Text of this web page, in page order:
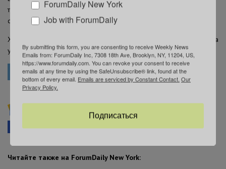
только в улове, но и в возможности выйти на улицу, подышать
свежим воздухом и ненадолго отвлечься от города.
Хотя автор все же признался: он был голоден. Полосатого окуня на
ужин добыть не удалось, зато кусок пиццы нашелся без проблем.
РЫБАЛКА
Facebook Telegram В закладки
Читайте также на ForumDaily New York:
ForumDaily New York
Job with ForumDaily
By submitting this form, you are consenting to receive Weekly News
Emails from: ForumDaily Inc, 7308 18th Ave, Brooklyn, NY, 11204, US,
https://www.forumdaily.com. You can revoke your consent to receive
emails at any time by using the SafeUnsubscribe® link, found at the
bottom of every email. Emails are serviced by Constant Contact. Our
Privacy Policy.
Подписаться